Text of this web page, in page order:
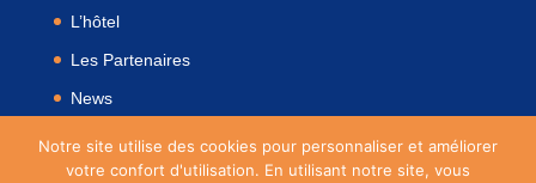
L’hôtel
Les Partenaires
News
Mentions Légales
Notre site utilise des cookies pour personnaliser et améliorer
votre confort d'utilisation. En utilisant notre site, vous